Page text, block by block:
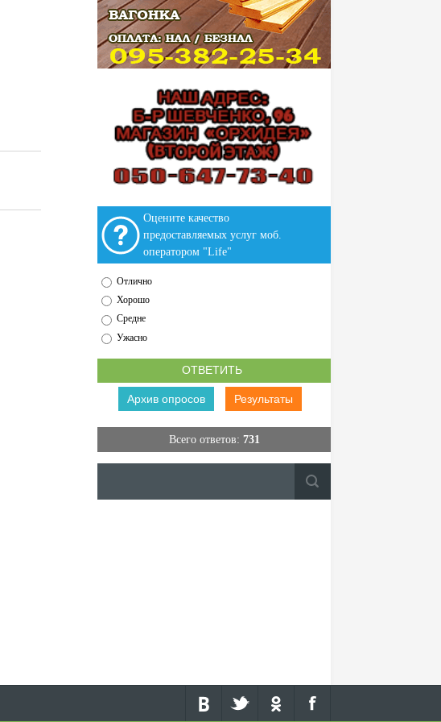
Оцените качество
предоставляемых услуг моб.
оператором "Life"
Отлично
Хорошо
Средне
Ужасно
Архив опросов Результаты
Всего ответов: 731